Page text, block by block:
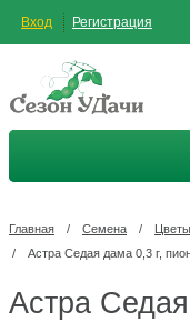
Вход Регистрация
Главная / Семена /
/
Астра Седая дама 0,3 г,
Астра